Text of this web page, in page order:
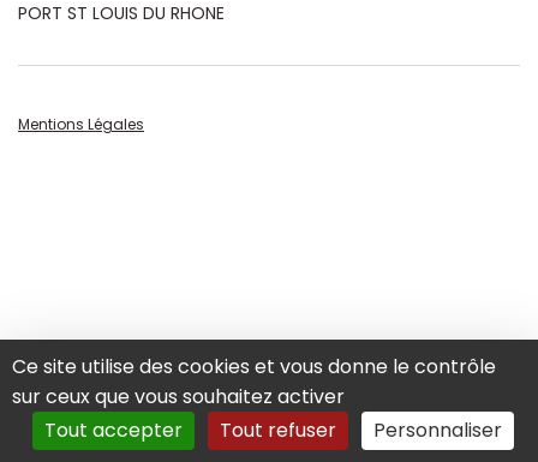
Ce site utilise des cookies et vous donne le contrôle
sur ceux que vous souhaitez activer
Tout accepter
Tout refuser Personnaliser
PORT ST LOUIS DU RHONE
Mentions Légales